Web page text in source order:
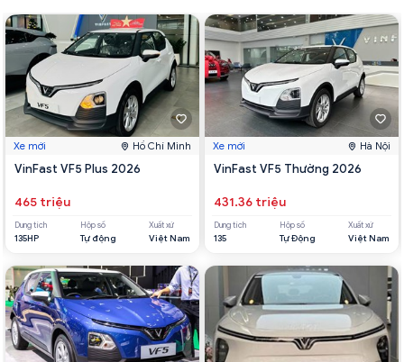
Xe mới Hồ Chí Minh
VinFast VF5 Plus 2026
465 triệu
Dung tích
135HP
Hộp số
Tự động
Xuất xứ
Việt Nam
Xe mới Hà Nội
VinFast VF5 Thường 2026
431.36 triệu
Dung tích
135
Hộp số
Tự Động
Xuất xứ
Việt Nam